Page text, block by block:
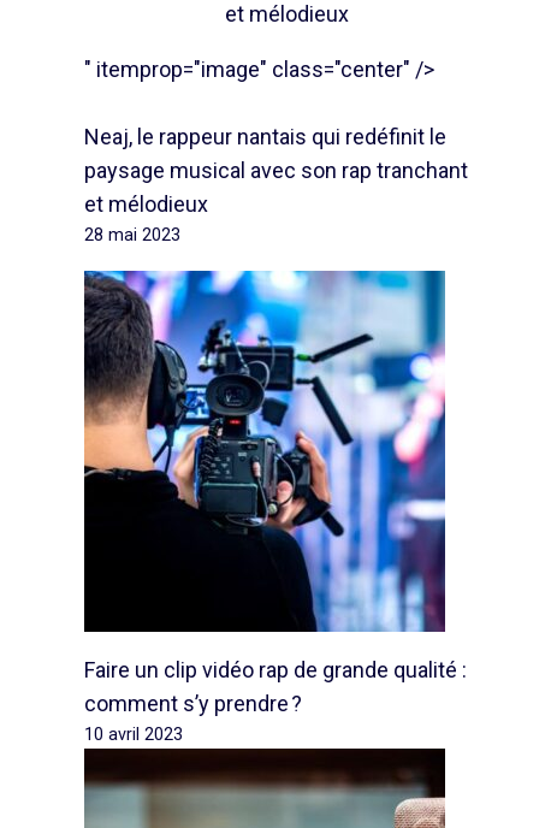
et mélodieux
" itemprop="image" class="center" />
Neaj, le rappeur nantais qui redéfinit le
paysage musical avec son rap tranchant
et mélodieux
28 mai 2023
Faire un clip vidéo rap de grande qualité :
comment s’y prendre ?
10 avril 2023